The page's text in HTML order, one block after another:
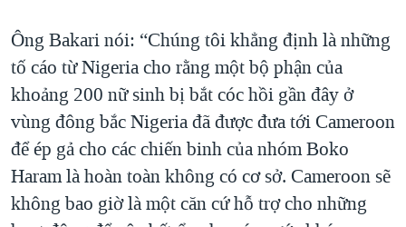
Ông Bakari nói: “Chúng tôi khẳng định là những
tố cáo từ Nigeria cho rằng một bộ phận của
khoảng 200 nữ sinh bị bắt cóc hồi gần đây ở
vùng đông bắc Nigeria đã được đưa tới Cameroon
để ép gả cho các chiến binh của nhóm Boko
Haram là hoàn toàn không có cơ sở. Cameroon sẽ
không bao giờ là một căn cứ hỗ trợ cho những